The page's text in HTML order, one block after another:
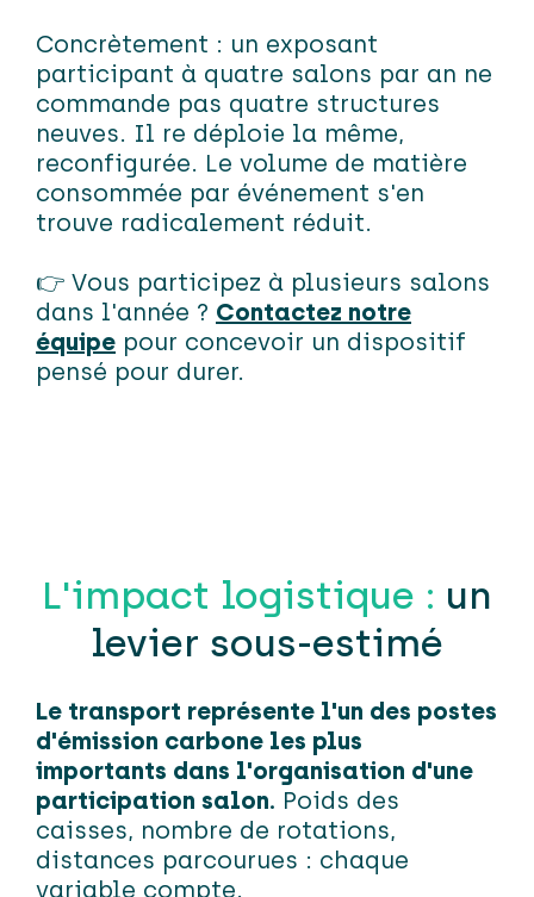
Concrètement : un exposant
participant à quatre salons par an ne
commande pas quatre structures
neuves. Il re déploie la même,
reconfigurée. Le volume de matière
consommée par événement s'en
trouve radicalement réduit.
👉 Vous participez à plusieurs salons
dans l'année ? Contactez notre
équipe pour concevoir un dispositif
pensé pour durer.
L'impact logistique : un
levier sous-estimé
Le transport représente l'un des postes
d'émission carbone les plus
importants dans l'organisation d'une
participation salon. Poids des
caisses, nombre de rotations,
distances parcourues : chaque
variable compte.